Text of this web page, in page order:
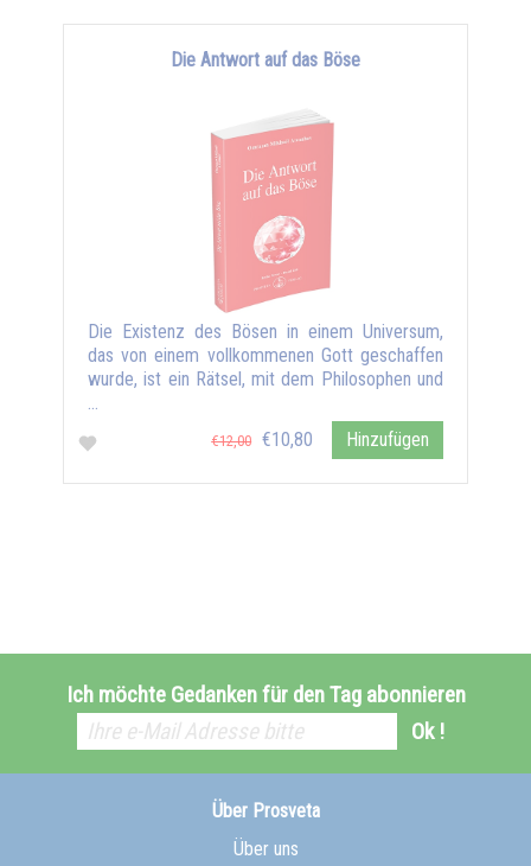
Die Antwort auf das Böse
Die Existenz des Bösen in einem Universum,
das von einem vollkommenen Gott geschaffen
wurde, ist ein Rätsel, mit dem Philosophen und
€12,00 €10,80 Hinzufügen
Ich möchte Gedanken für den Tag abonnieren
Ok !
Über Prosveta
Über uns